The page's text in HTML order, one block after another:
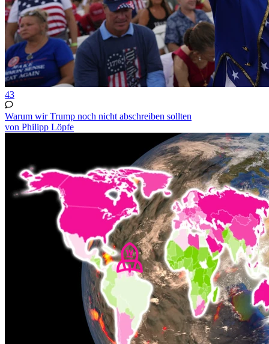
43
Warum wir Trump noch nicht abschreiben sollten
von Philipp Löpfe